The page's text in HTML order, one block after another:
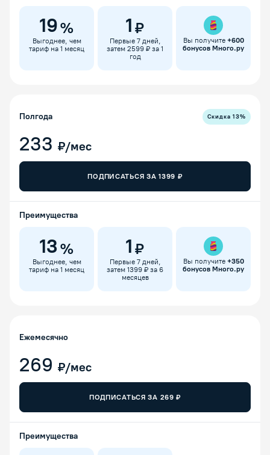
19%
Выгоднее, чем
тариф на 1 месяц
1 ₽
Первые 7 дней,
затем 2599 ₽ за 1
год
Вы получите +600
бонусов Много.ру
Полгода Скидка13%
233 ₽/мес
ПОДПИСАТЬСЯ ЗА1399 ₽
Преимущества
13 %
Выгоднее, чем
тариф на 1 месяц
1 ₽
Первые 7 дней,
затем 1399 ₽ за 6
месяцев
Вы получите +350
бонусов Много.ру
Ежемесячно
269 ₽/мес
ПОДПИСАТЬСЯ ЗА 269 ₽
Преимущества